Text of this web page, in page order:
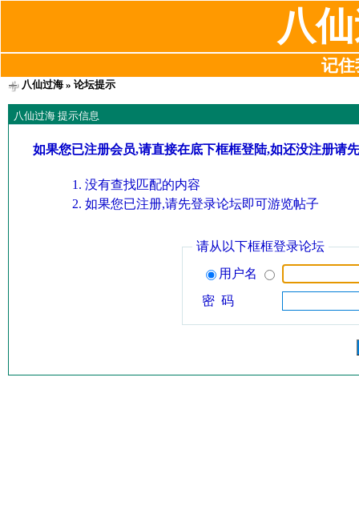
八
记住
八仙过海» 论坛提示
八仙过海 提示信息
如果您已注册会员,请直接在底下框框登陆,如还没注册请
没有查找匹配的内容
如果您已注册,请先登录论坛即可游览帖子
请从以下框框登录论坛
用户名
密 码